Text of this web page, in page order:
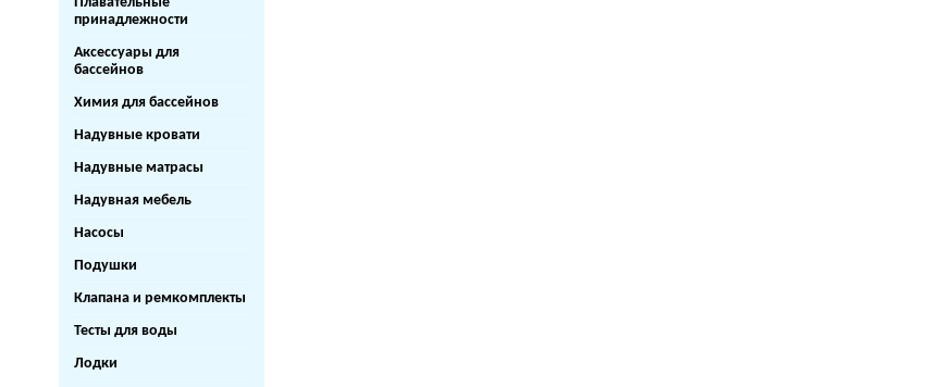
принадлежности
Аксессуары для
бассейнов
Химия для бассейнов
Надувные кровати
Надувные матрасы
Надувная мебель
Насосы
Подушки
Клапана и ремкомплекты
Тесты для воды
Лодки